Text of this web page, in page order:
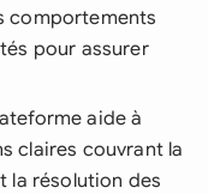
comportements
pour assurer
aide à
claires couvrant la
la résolution des